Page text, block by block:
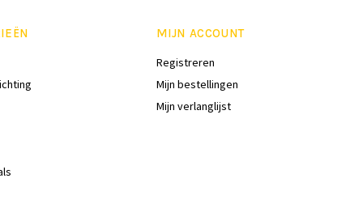
MIJN ACCOUNT
Registreren
Mijn bestellingen
Mijn verlanglijst